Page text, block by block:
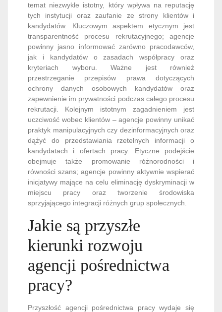
temat niezwykle istotny, który wpływa na reputację
tych instytucji oraz zaufanie ze strony klientów i
kandydatów. Kluczowym aspektem etycznym jest
transparentność procesu rekrutacyjnego; agencje
powinny jasno informować zarówno pracodawców,
jak i kandydatów o zasadach współpracy oraz
kryteriach wyboru. Ważne jest również
przestrzeganie przepisów prawa dotyczących
ochrony danych osobowych kandydatów oraz
zapewnienie im prywatności podczas całego procesu
rekrutacji. Kolejnym istotnym zagadnieniem jest
uczciwość wobec klientów – agencje powinny unikać
praktyk manipulacyjnych czy dezinformacyjnych oraz
dążyć do przedstawiania rzetelnych informacji o
kandydatach i ofertach pracy. Etyczne podejście
obejmuje także promowanie różnorodności i
równości szans; agencje powinny aktywnie wspierać
inicjatywy mające na celu eliminację dyskryminacji w
miejscu pracy oraz tworzenie środowiska
sprzyjającego integracji różnych grup społecznych.
Jakie są przyszłe
kierunki rozwoju
agencji pośrednictwa
pracy?
Przyszłość agencji pośrednictwa pracy wydaje się